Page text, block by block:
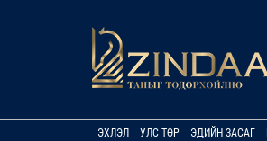
ЭХЛЭЛ УЛС ТӨР ЭДИЙН ЗАСАГ